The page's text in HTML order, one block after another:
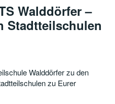
Walddörfer –
Stadtteilschulen
Walddörfer zu den
zu Eurer